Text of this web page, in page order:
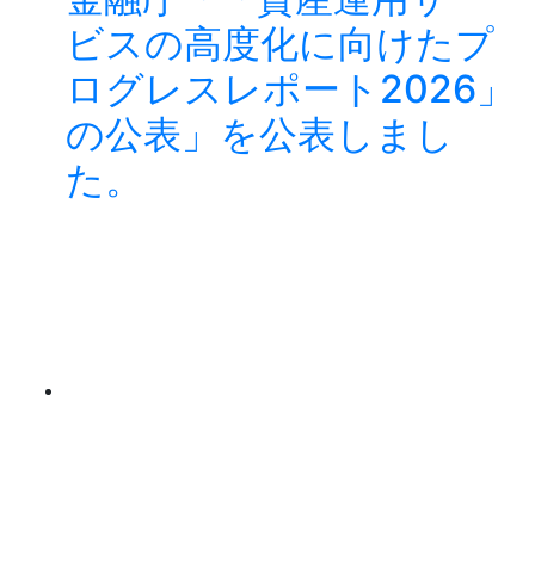
ビスの高度化に向けたプ
ログレスレポート2026」
の公表」を公表しまし
た。